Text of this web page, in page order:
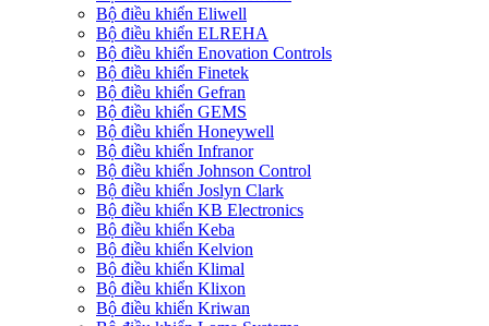
Bộ điều khiển Eliwell
Bộ điều khiển ELREHA
Bộ điều khiển Enovation Controls
Bộ điều khiển Finetek
Bộ điều khiển Gefran
Bộ điều khiển GEMS
Bộ điều khiển Honeywell
Bộ điều khiển Infranor
Bộ điều khiển Johnson Control
Bộ điều khiển Joslyn Clark
Bộ điều khiển KB Electronics
Bộ điều khiển Keba
Bộ điều khiển Kelvion
Bộ điều khiển Klimal
Bộ điều khiển Klixon
Bộ điều khiển Kriwan